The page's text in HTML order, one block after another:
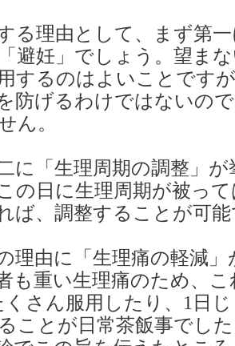
る理由として、まず第
避妊」でしょう。望ま
するのはよいことです
防げるわけではないの
ん。
に「生理周期の調整」
の日に生理周期が被っ
ば、調整することが可
理由に「生理痛の軽減
も重い生理痛のため、
くさん服用したり、1日
ことが日常茶飯事でし